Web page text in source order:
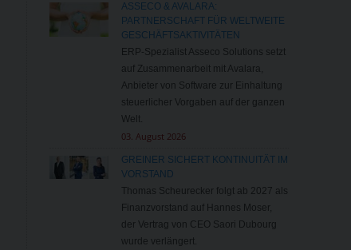
ASSECO & AVALARA:
PARTNERSCHAFT FÜR WELTWEITE
GESCHÄFTSAKTIVITÄTEN
ERP-Spezialist Asseco Solutions setzt
auf Zusammenarbeit mit Avalara,
Anbieter von Software zur Einhaltung
steuerlicher Vorgaben auf der ganzen
Welt.
03. August 2026
GREINER SICHERT KONTINUITÄT IM
VORSTAND
Thomas Scheurecker folgt ab 2027 als
Finanzvorstand auf Hannes Moser,
der Vertrag von CEO Saori Dubourg
wurde verlängert.